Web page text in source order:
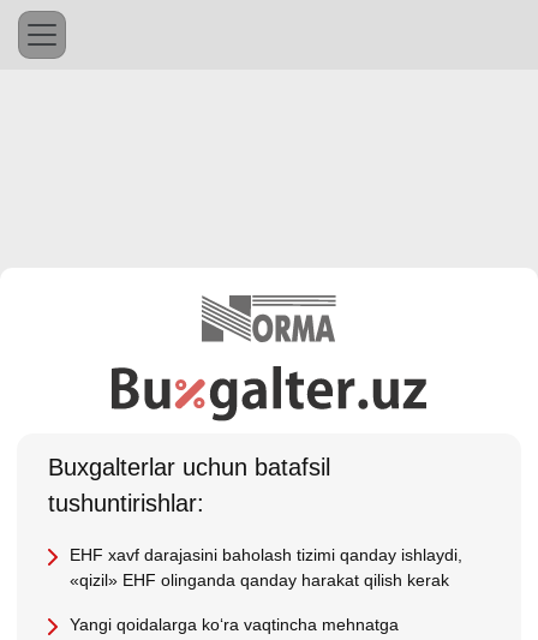
Buхgalterlar uchun batafsil
tushuntirishlar:
EHF хavf darajasini baholash tizimi qanday ishlaydi,
«qizil» EHF olinganda qanday harakat qilish kerak
Yangi qoidalarga koʻra vaqtincha mehnatga